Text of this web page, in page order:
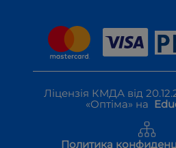
Ліцензія КМДА від
«Оптіма» на
Политика